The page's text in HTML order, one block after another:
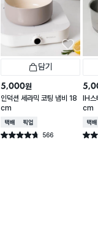
담기
5,000원
인덕션 세라믹 코팅 냄비 18
cm
택배배송매장픽업
별점 4.7점 566
건 작성
IH
cm
택배
별점